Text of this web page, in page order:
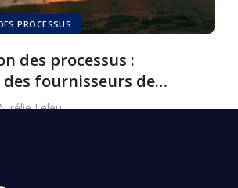
PROCESSUS
des processus :
des fournisseurs de
Leleu